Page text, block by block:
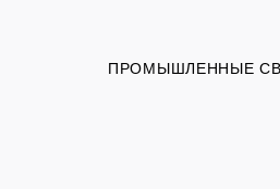
ПРОМЫШЛЕННЫЕ